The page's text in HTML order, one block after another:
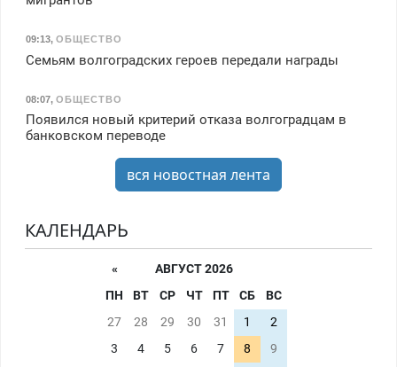
09:13, ОБЩЕСТВО
Семьям волгоградских героев передали награды
08:07, ОБЩЕСТВО
Появился новый критерий отказа волгоградцам в
банковском переводе
вся новостная лента
КАЛЕНДАРЬ
«
АВГУСТ 2026
ПН
ВТ СР ЧТ ПТ СБ
ВС
27
28 29 30 31 1
2
3
4 5 6 7 8
9